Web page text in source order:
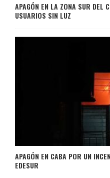
APAGÓN EN LA ZONA SUR DEL
USUARIOS SIN LUZ
APAGÓN EN CABA POR UN
EDESUR